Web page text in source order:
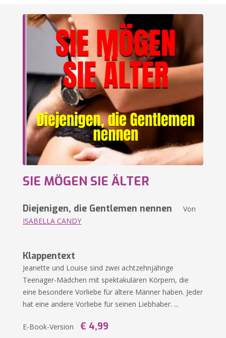
SIE MÖGEN SIE ÄLTER
Diejenigen, die Gentlemen nennen Von
ISABELLA CANDY
Klappentext
Jeanette und Louise sind zwei achtzehnjährige
Teenager-Mädchen mit spektakulären Körpern, die
eine besondere Vorliebe für ältere Männer haben. Jeder
hat eine andere Vorliebe für seinen Liebhaber. ...
E-Book-Version € 4,99